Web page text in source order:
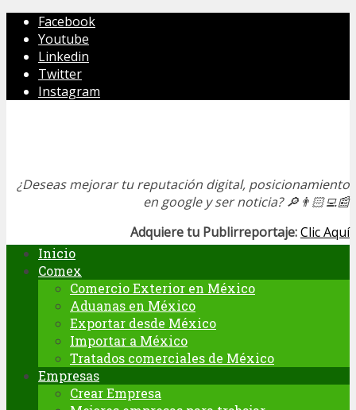
Facebook
Youtube
Linkedin
Twitter
Instagram
¿Deseas mejorar tu reputación digital, posicionamiento
en google y ser noticia?🔎👨🏻‍💻📰
Adquiere tu Publirreportaje:Clic Aquí
Inicio
Comex
Comercio Exterior en México
Aduanas en México
Exportar desde México
Importar a México
Tratados comerciales de México
Empresas
Crear Empresa